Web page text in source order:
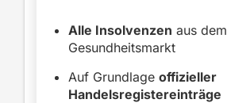
Alle Insolvenzen aus dem
Gesundheitsmarkt
Auf Grundlage offizieller
Handelsregistereinträge